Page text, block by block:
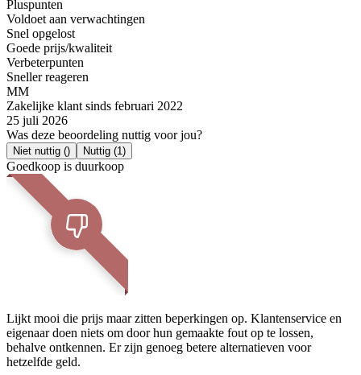
Pluspunten
Voldoet aan verwachtingen
Snel opgelost
Goede prijs/kwaliteit
Verbeterpunten
Sneller reageren
MM
Zakelijke klant sinds februari 2022
25 juli 2026
Was deze beoordeling nuttig voor jou?
Niet nuttig () Nuttig (1)
Goedkoop is duurkoop
Lijkt mooi die prijs maar zitten beperkingen op. Klantenservice en
eigenaar doen niets om door hun gemaakte fout op te lossen,
behalve ontkennen. Er zijn genoeg betere alternatieven voor
hetzelfde geld.